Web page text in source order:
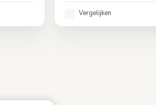
Vergelijken